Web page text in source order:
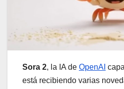
Sora 2, la IA de OpenAI
está recibiendo varias